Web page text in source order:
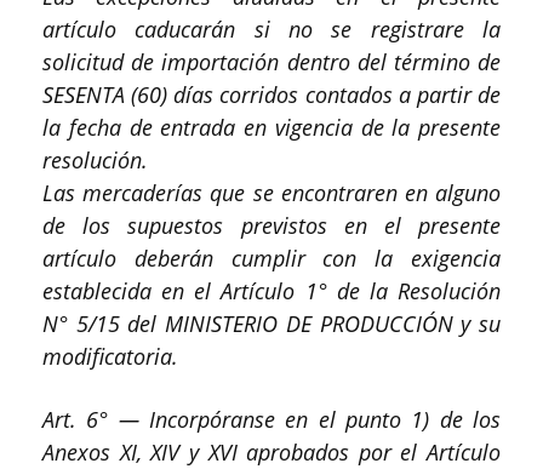
artículo caducarán si no se registrare la
solicitud de importación dentro del término de
SESENTA (60) días corridos contados a partir de
la fecha de entrada en vigencia de la presente
resolución.
Las mercaderías que se encontraren en alguno
de los supuestos previstos en el presente
artículo deberán cumplir con la exigencia
establecida en el Artículo 1° de la Resolución
N° 5/15 del MINISTERIO DE PRODUCCIÓN y su
modificatoria.
Art. 6° — Incorpóranse en el punto 1) de los
Anexos XI, XIV y XVI aprobados por el Artículo